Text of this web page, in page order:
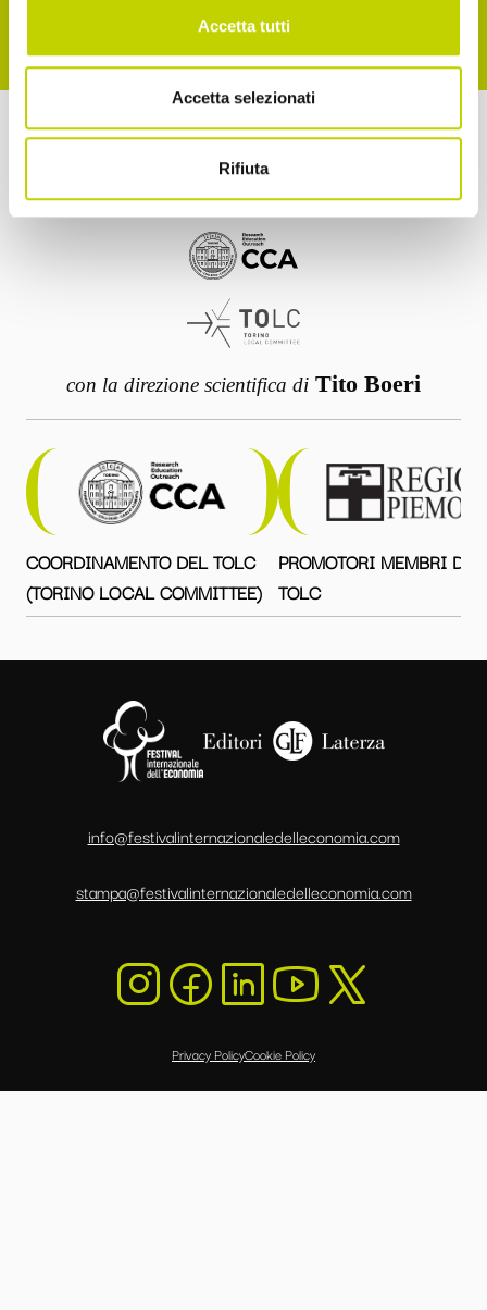
Accetta tutti
Accetta selezionati
Rifiuta
a cura di
con la direzione scientifica di Tito Boeri
COORDINAMENTO DEL TOLC
(TORINO LOCAL COMMITTEE)
PROMOTORI MEMBRI DEL
TOLC
info@festivalinternazionaledelleconomia.com
stampa@festivalinternazionaledelleconomia.com
Privacy PolicyCookie Policy